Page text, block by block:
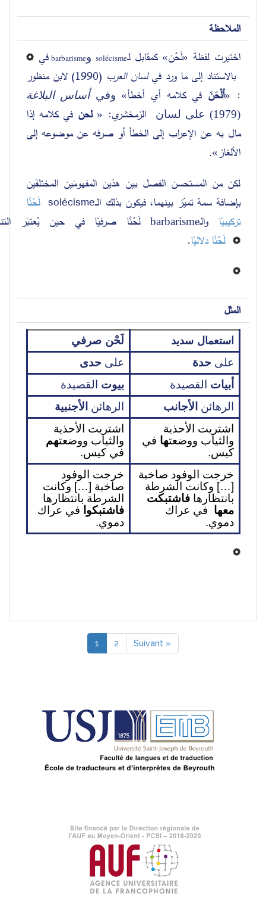
الملاحظة
اختيرت لفظة «لَحْن» كمقابل لـsolécisme وbarbarisme في
بالاستناد إلى ما ورد في لسان العرب
:
«ألْحَنَ في كلامه أي أخطأ» وفي أساس البلاغة
(1979) على لسان
الزمخشري: « لحن
الألغاز».
بإضافة سمة تميّز بينهما، فيكون بذلك الــsolécisme
تركيبيًا والـbarbarisme لَحْنًا صرفيًا في حين يُعتبَر
لَحْنًا دلاليًا.
المثل
استعمال سديد لَحْن صرفي
على حدة على حدى
أبيات القصيدة بيوت القصيدة
الرهائن الأجانب الرهائن الأجنبية
والثياب ووضعتها
كيس.
والثياب ووضعتهم
في كيس.
بانتظارها
معها
دموي.
الشرطة بانتظارها
فاشتبكوا
دموي.
1 2 Suivant »